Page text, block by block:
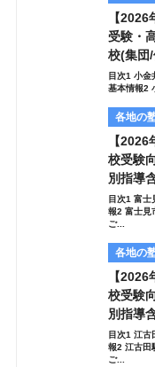
【
受験・
校(集団
目次1 小金
基本情報2
各地の
【
校受験
別指導
目次1 富士
報2 富士見
ご...
各地の
【
校受験
別指導
目次1 江古
報2 江古田
ご...